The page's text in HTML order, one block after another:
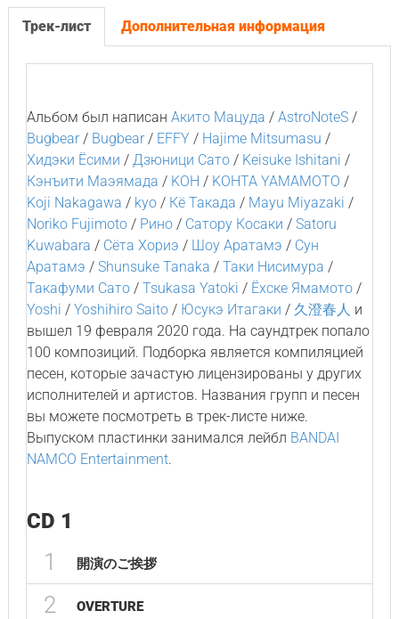
Трек-лист Дополнительная информация
Альбом был написан Акито Мацуда / AstroNoteS/
Bugbear/ Bugbear/ EFFY / Hajime Mitsumasu /
Хидэки Ёсими / Дзюници Сато/ Keisuke Ishitani /
Кэнъити Маэямада / KOH / KOHTA YAMAMOTO /
Koji Nakagawa / kyo/ Кё Такада / Mayu Miyazaki /
Noriko Fujimoto/ Рино/ Сатору Косаки / Satoru
Kuwabara / Сёта Хориэ / Шоу Аратамэ / Сун
Аратамэ / Shunsuke Tanaka / Таки Нисимура /
Такафуми Сато/ Tsukasa Yatoki / Ёхске Ямамото/
Yoshi / Yoshihiro Saito/ Юсукэ Итагаки / 久澄春人 и
вышел 19 февраля 2020 года. На саундтрек попало
100 композиций. Подборка является компиляцией
песен, которые зачастую лицензированы у других
исполнителей и артистов. Названия групп и песен
вы можете посмотреть в трек-листе ниже.
Выпуском пластинки занимался лейбл BANDAI
NAMCO Entertainment.
CD 1
1 開演のご挨拶
2 OVERTURE